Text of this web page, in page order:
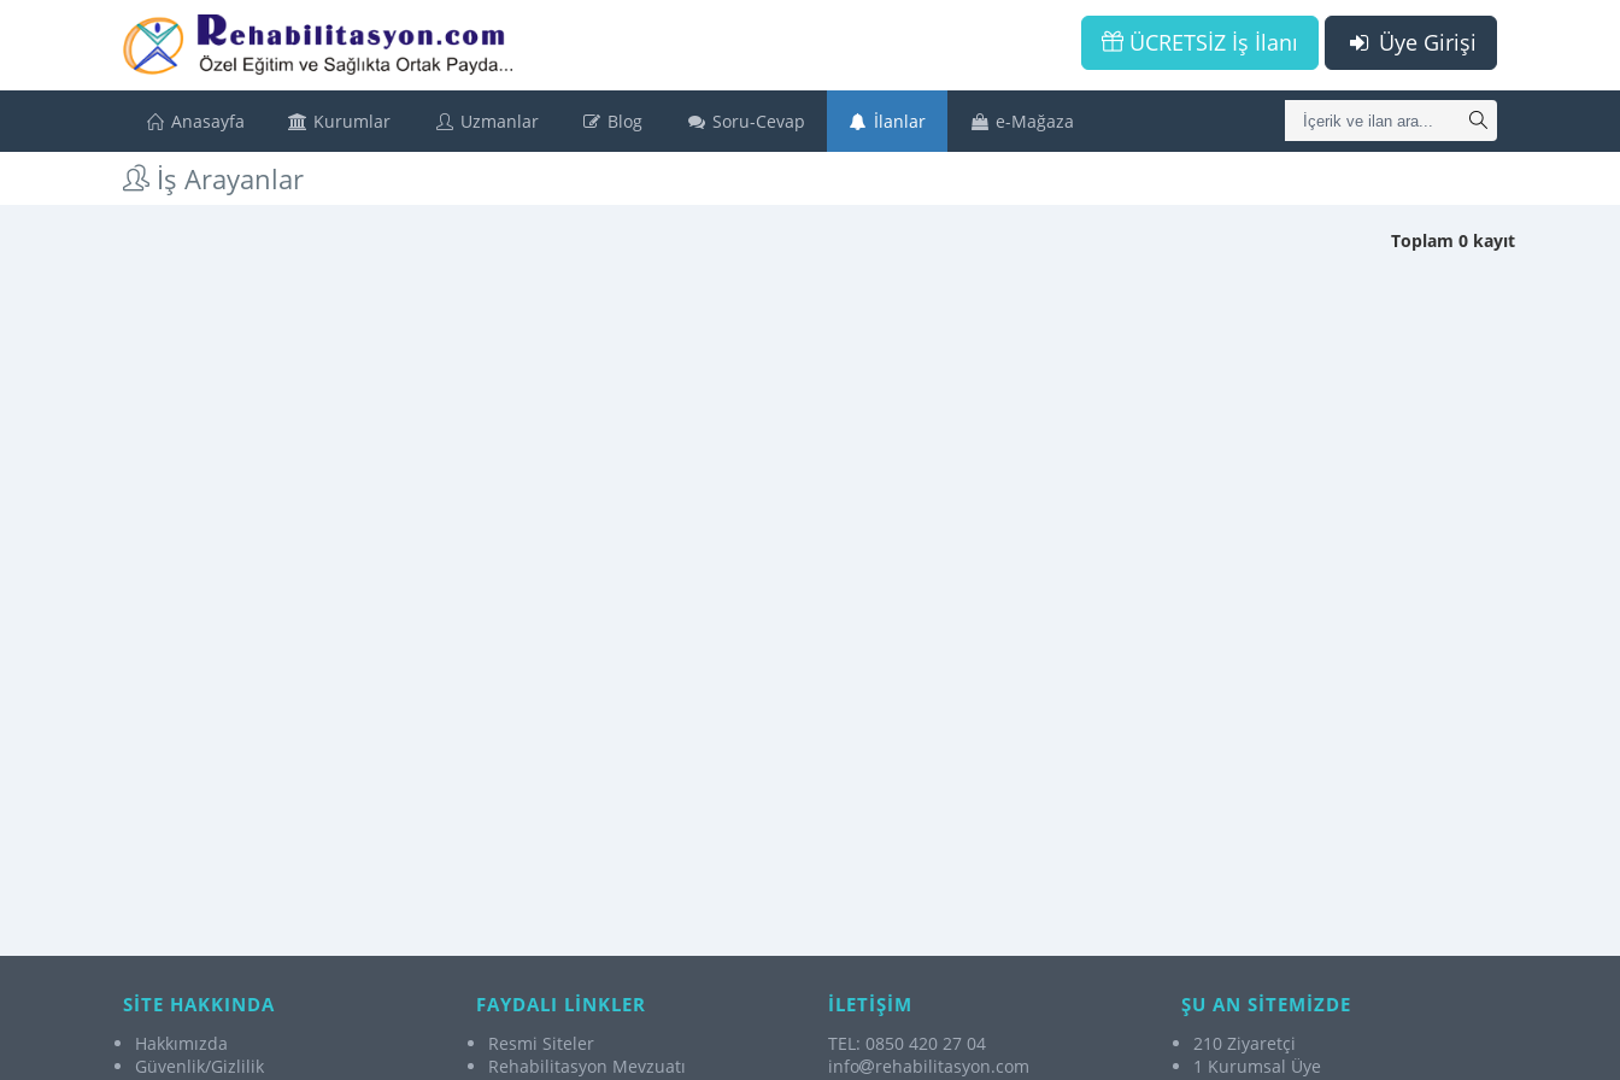
Üye Girişi
ÜCRETSİZ İş İlanı
Anasayfa Kurumlar Uzmanlar Blog Soru-Cevap İlanlar e-Mağaza
İş Arayanlar
Toplam 0 kayıt
SİTE HAKKINDA
Hakkımızda
Güvenlik/Gizlilik
FAYDALI LİNKLER
Resmi Siteler
Rehabilitasyon Mevzuatı
İLETİŞİM
TEL: 0850 420 27 04
info
rehabilitasyon.com
ŞU AN SİTEMİZDE
210 Ziyaretçi
1 Kurumsal Üye